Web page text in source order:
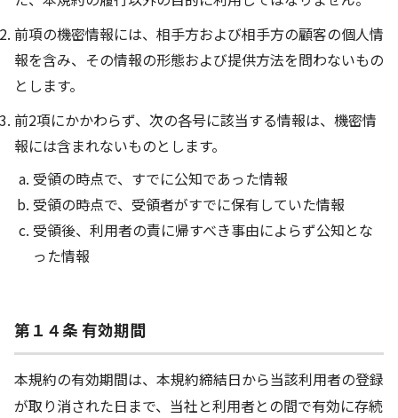
前項の機密情報には、相手方および相手方の顧客の個人情
報を含み、その情報の形態および提供方法を問わないもの
とします。
前2項にかかわらず、次の各号に該当する情報は、機密情
報には含まれないものとします。
受領の時点で、すでに公知であった情報
受領の時点で、受領者がすでに保有していた情報
受領後、利用者の責に帰すべき事由によらず公知とな
った情報
第１４条 有効期間
本規約の有効期間は、本規約締結日から当該利用者の登録
が取り消された日まで、当社と利用者との間で有効に存続